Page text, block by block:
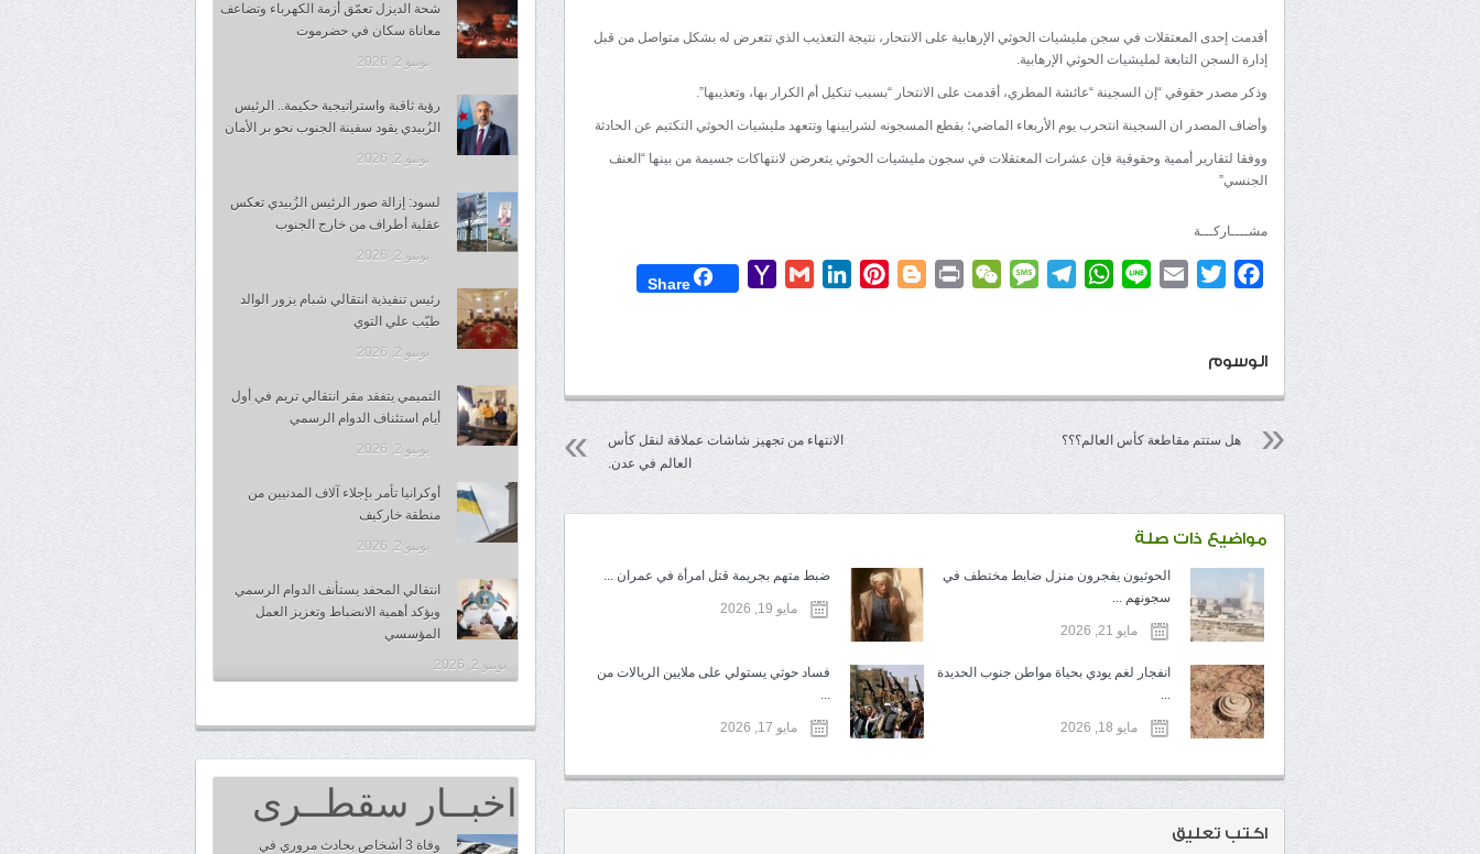
أقدمت إحدى المعتقلات في سجن مليشيات الحوثي الإرهابية على الانتحار، نتيجة التعذيب الذي تتعرض له بشكل متواصل من قبل
إدارة السجن التابعة لمليشيات الحوثي الإرهابية.
وذكر مصدر حقوقي “إن السجينة “عائشة المطري، أقدمت على الانتحار “بسبب تنكيل أم الكرار بها، وتعذيبها”.
وأضاف المصدر ان السجينة انتحرب يوم الأربعاء الماضي؛ بقطع المسجونه لشرايينها وتتعهد مليشيات الحوثي التكتيم عن الحادثة
ووفقا لتقارير أممية وحقوقية فإن عشرات المعتقلات في سجون مليشيات الحوثي يتعرضن لانتهاكات جسيمة من بينها “العنف
الجنسي”
مشــــاركـــة
Facebook
Twitter
Email
Line
WhatsApp
Telegram
Message
WeChat
Print
Blogger
Pinterest
LinkedIn
Gmail
Yahoo
Share
الوسوم
الانتهاء من تجهيز شاشات عملاقة لنقل كأس
العالم في عدن.
هل ستتم مقاطعة كأس العالم؟؟؟
مواضيع ذات صلة
الحوثيون يفجرون منزل ضابط مختطف في
سجونهم ...
مايو 21, 2026
ضبط متهم بجريمة قتل امرأة في عمران ...
مايو 19, 2026
انفجار لغم يودي بحياة مواطن جنوب الحديدة
...
مايو 18, 2026
فساد حوثي يستولي على ملايين الريالات من
...
مايو 17, 2026
اكتب تعليق
شحة الديزل تعمّق أزمة الكهرباء وتضاعف
معاناة سكان في حضرموت
يونيو 2, 2026
رؤية ثاقبة واستراتيجية حكيمة.. الرئيس
الزُبيدي يقود سفينة الجنوب نحو بر الأمان
يونيو 2, 2026
لسود: إزالة صور الرئيس الزُبيدي تعكس
عقلية أطراف من خارج الجنوب
يونيو 2, 2026
رئيس تنفيذية انتقالي شبام يزور الوالد
طيّب علي التوي
يونيو 2, 2026
التميمي يتفقد مقر انتقالي تريم في أول
أيام استئناف الدوام الرسمي
يونيو 2, 2026
أوكرانيا تأمر بإجلاء آلاف المدنيين من
منطقة خاركيف
يونيو 2, 2026
انتقالي المحفد يستأنف الدوام الرسمي
ويؤكد أهمية الانضباط وتعزيز العمل
المؤسسي
يونيو 2, 2026
اخبــار سقطــرى
وفاة 3 أشخاص بحادث مروري في